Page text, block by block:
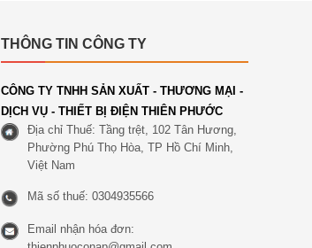
THÔNG TIN CÔNG TY
CÔNG TY TNHH SẢN XUẤT - THƯƠNG MẠI -
DỊCH VỤ - THIẾT BỊ ĐIỆN THIÊN PHƯỚC
Địa chỉ Thuế: Tầng trệt, 102 Tân Hương,
Phường Phú Thọ Hòa, TP Hồ Chí Minh,
Việt Nam
Mã số thuế: 0304935566
Email nhận hóa đơn: